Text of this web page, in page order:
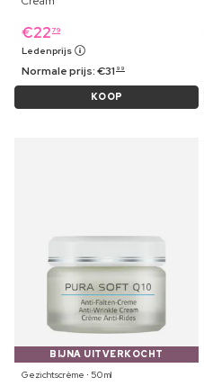
€22 79
Ledenprijs
Normale prijs:€31 99
KOOP
BIJNA UITVERKOCHT
Gezichtscrème ⋅ 50 ml